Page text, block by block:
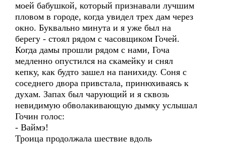
моей бабушкой, который признавали лучшим
пловом в городе, когда увидел трех дам через
окно. Буквально минута и я уже был на
берегу - стоял рядом с часовщиком Гочей.
Когда дамы прошли рядом с нами, Гоча
медленно опустился на скамейку и снял
кепку, как будто зашел на панихиду. Соня с
соседнего двора привстала, принюхиваясь к
духам. Запах был чарующий и я сквозь
невидимую обволакивающую дымку услышал
Гочин голос:
- Ваймэ!
Троица продолжала шествие вдоль